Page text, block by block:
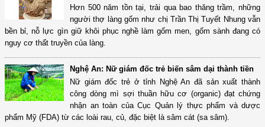
Hơn 500 năm tồn tại, trải qua bao thăng trầm, những
người thợ làng gốm như chị Trần Thị Tuyết Nhung vẫn
bền bỉ, nỗ lực gìn giữ khôi phục nghề làm gốm men, gốm sành đang có
nguy cơ thất truyền của làng.
Nghệ An: Nữ giám đốc trẻ biến sâm dại thành tiền
Nữ giám đốc trẻ ở tỉnh Nghệ An đã sản xuất thành
công dòng mì sợi thuần hữu cơ (organic) đạt chứng
nhận an toàn của Cục Quản lý thực phẩm và dược
phẩm Mỹ (FDA) từ các loài rau, củ, đặc biệt là sâm cát (sa sâm).